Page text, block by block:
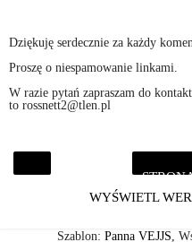
Dziękuję serdecznie za każdy
Proszę o niespamowanie linkami.
W razie pytań zapraszam do
to rossnett2@tlen.pl
‹
WYŚWIETL
Szablon: Panna VEJJS ,